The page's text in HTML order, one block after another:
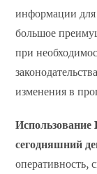
информации
большое
при
изменения в
сегодняшний
оперативность,